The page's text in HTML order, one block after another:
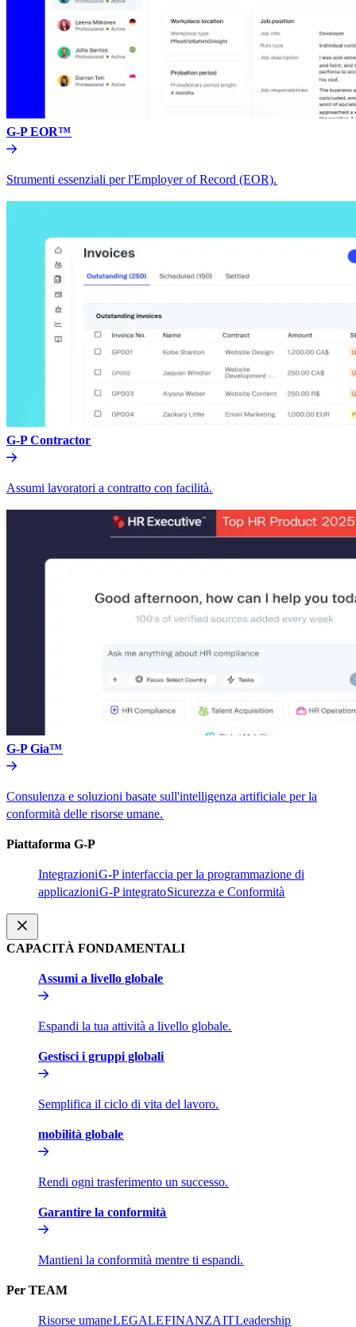
G-P EOR™​​
Strumenti essenziali per l'Employer of Record (EOR).​​
G-P Contractor​​
Assumi lavoratori a contratto con facilità.​​
G-P Gia™​​
Consulenza e soluzioni basate sull'intelligenza artificiale per la
conformità delle risorse umane.​​
Piattaforma G-P​​
Integrazioni​​G-P interfaccia per la programmazione di
applicazioni​​G-P integrato​​Sicurezza e Conformità​​
CAPACITÀ FONDAMENTALI​​
Assumi a livello globale​​
Espandi la tua attività a livello globale.​​
Gestisci i gruppi globali​​
Semplifica il ciclo di vita del lavoro.​​
mobilità globale​​
Rendi ogni trasferimento un successo.​​
Garantire la conformità​​
Mantieni la conformità mentre ti espandi.​​
Per TEAM​​
Risorse umane​​LEGALE​​FINANZA​​IT​​Leadership​​